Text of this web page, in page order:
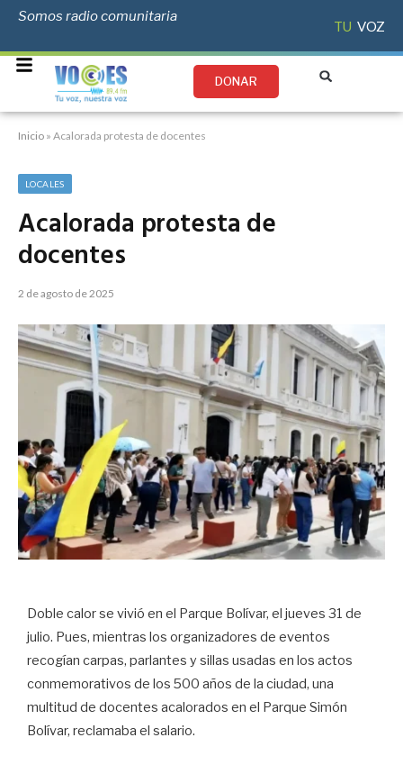
Somos radio comunitaria
TU VOZ
DONAR
Inicio » Acalorada protesta de docentes
LOCALES
Acalorada protesta de
docentes
2 de agosto de 2025
Doble calor se vivió en el Parque Bolívar, el jueves 31 de
julio. Pues, mientras los organizadores de eventos
recogían carpas, parlantes y sillas usadas en los actos
conmemorativos de los 500 años de la ciudad, una
multitud de docentes acalorados en el Parque Simón
Bolívar, reclamaba el salario.